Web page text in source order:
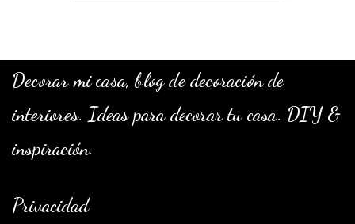
Decorar mi casa, blog de decoración de
interiores. Ideas para decorar tu casa. DIY &
inspiración.
Privacidad